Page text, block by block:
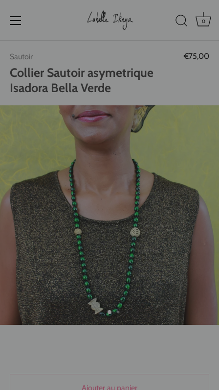
contenu
0
Sautoir €75,00
Collier Sautoir asymetrique
Isadora Bella Verde
Ajouter au panier